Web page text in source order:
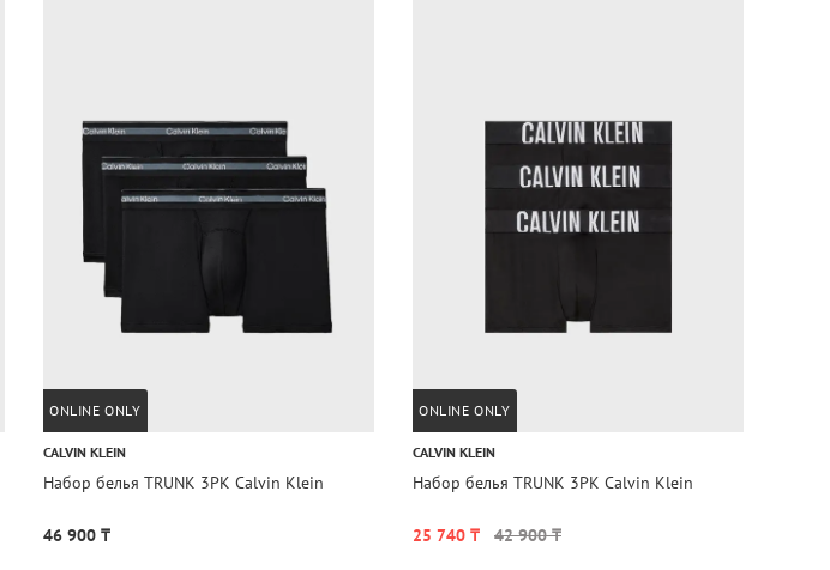
ONLINE ONLY
CALVIN KLEIN
Набор белья TRUNK 3PK Calvin Klein
46 900 ₸
ONLINE ONLY
CALVIN KLEIN
Набор белья TRUNK 3PK Calvin Klein
25 740 ₸ 42 900 ₸